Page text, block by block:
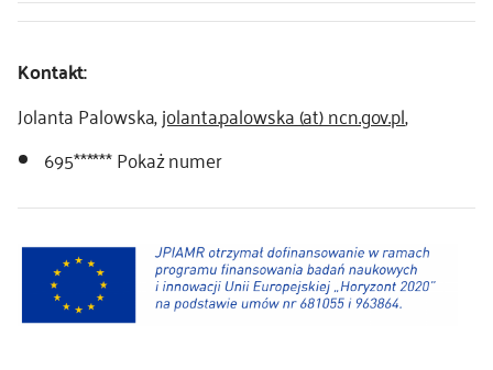
Kontakt:
Jolanta Palowska,jolanta.palowska (at) ncn.gov.pl,
695******Pokaż numer